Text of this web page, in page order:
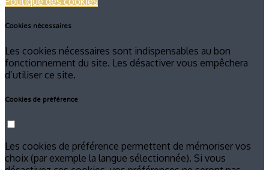
Cookies nécessaires
Les cookies nécessaires sont indispensables au bon
fonctionnement du site. Les désactiver vous empêchera
d’utiliser ce site.
Cookies de préférence
Les cookies de préférence permettent de mémoriser vos
choix (par exemple la langue sélectionnée). Si vous